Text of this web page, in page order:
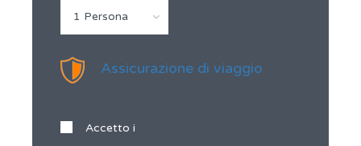
1 Persona
Assicurazione di viaggio
Accetto i